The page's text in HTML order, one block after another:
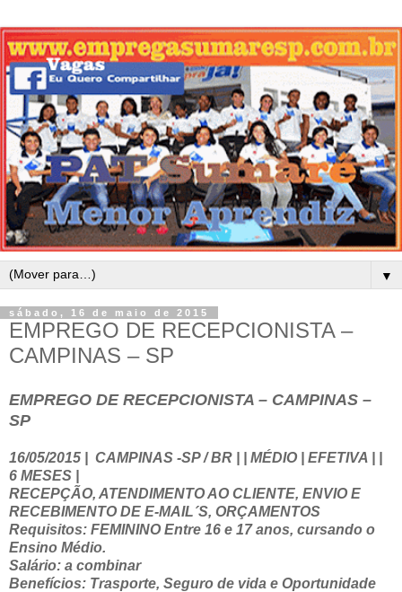
▼
sábado, 16 de maio de 2015
EMPREGO DE RECEPCIONISTA –
CAMPINAS – SP
EMPREGO DE RECEPCIONISTA – CAMPINAS –
SP
16/05/2015
CAMPINAS -SP / BR | | MÉDIO | EFETIVA | |
6 MESES |
RECEPÇÃO, ATENDIMENTO AO CLIENTE, ENVIO E
RECEBIMENTO DE E-MAIL´S, ORÇAMENTOS
Requisitos: FEMININO Entre 16 e 17 anos, cursando o
Ensino Médio.
Salário: a combinar
Benefícios: Trasporte, Seguro de vida e Oportunidade